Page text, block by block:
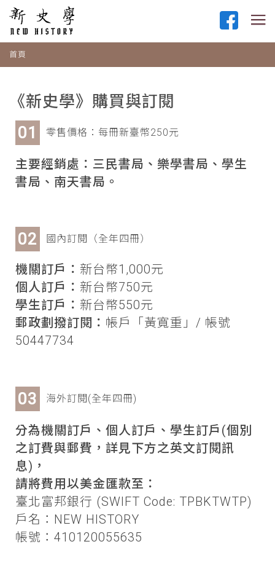
首頁
《新史學》購買與訂閱
零售價格：每冊新臺幣250元
主要經銷處：三民書局、樂學書局、學生
書局、南天書局。
國內訂閱（全年四冊）
機關訂戶： 新台幣1,000元
個人訂戶： 新台幣750元
學生訂戶： 新台幣550元
郵政劃撥訂閱： 帳戶「黃寬重」/ 帳號
50447734
海外訂閱(全年四冊)
分為機關訂戶、個人訂戶、學生訂戶(個別
之訂費與郵費，詳見下方之英文訂閱訊
息)，
請將費用以美金匯款至：
臺北富邦銀行 (SWIFT Code: TPBKTWTP)
戶名：NEW HISTORY
帳號：410120055635